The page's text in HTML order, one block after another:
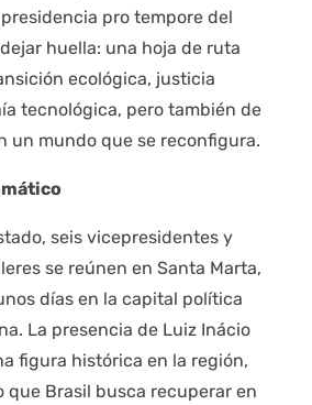
pro tempore del
huella: una hoja de ruta
ecológica, justicia
tecnológica, pero también de
un mundo que se reconfigura.
seis vicepresidentes y
se reúnen en Santa Marta,
días en la capital política
La presencia de Luiz Inácio
figura histórica en la región,
que Brasil busca recuperar en